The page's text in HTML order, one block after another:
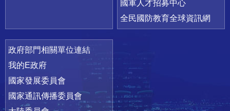
國軍人才招募中心
全民國防教育全球資訊網
政府部門相關單位連結
我的E政府
國家發展委員會
國家通訊傳播委員會